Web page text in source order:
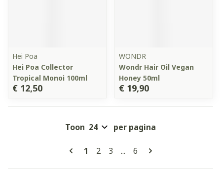
Hei Poa
Hei Poa Collector
Tropical Monoi 100ml
€ 12,50
WONDR
Wondr Hair Oil Vegan
Honey 50ml
€ 19,90
Pagina's
U lees momenteel pagina
1 Pagina
2 Pagina
3 ... Pagina
6
Toon per pagina